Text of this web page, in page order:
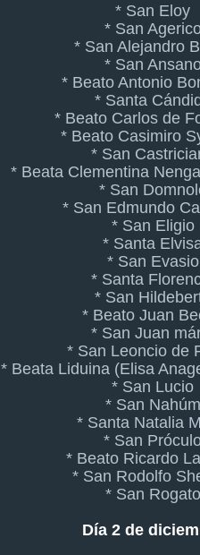
* San Eloy
* San
* San Alejandro
* San
* Beato Antonio
* Santa
* Beato Carlos de
* Beato Casimiro
* San
* Beata Clementina
* San
* San Edmundo
* San Eligio
* Santa
* San Evasio
* Santa
* San
* Beato Juan
* San Juan
* San Leoncio de
* Beata Liduina (Elisa
* San Lucio
* San Nahúm
* Santa Natalia
* San
* Beato Ricardo
* San Rodolfo
* San Rogato
Día 2 de